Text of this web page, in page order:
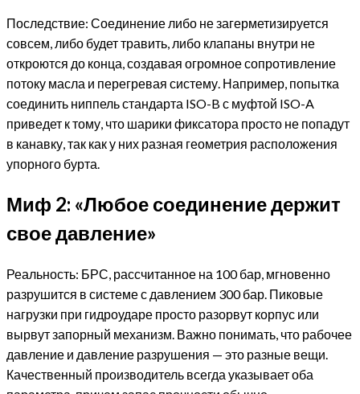
Последствие: Соединение либо не загерметизируется
совсем, либо будет травить, либо клапаны внутри не
откроются до конца, создавая огромное сопротивление
потоку масла и перегревая систему. Например, попытка
соединить ниппель стандарта ISO-B с муфтой ISO-A
приведет к тому, что шарики фиксатора просто не попадут
в канавку, так как у них разная геометрия расположения
упорного бурта.
Миф 2: «Любое соединение держит
свое давление»
Реальность: БРС, рассчитанное на 100 бар, мгновенно
разрушится в системе с давлением 300 бар. Пиковые
нагрузки при гидроударе просто разорвут корпус или
вырвут запорный механизм. Важно понимать, что рабочее
давление и давление разрушения — это разные вещи.
Качественный производитель всегда указывает оба